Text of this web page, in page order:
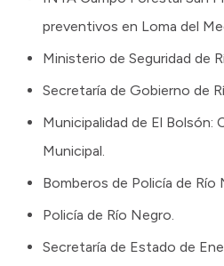
preventivos en Loma del
Ministerio de Seguridad de
Secretaría de Gobierno de
Municipalidad de El Bolsón:
Municipal.
Bomberos de Policía de Río
Policía de Río Negro.
Secretaría de Estado de